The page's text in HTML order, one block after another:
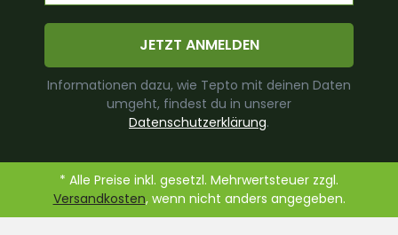
JETZT ANMELDEN
Informationen dazu, wie Tepto mit deinen Daten
umgeht, findest du in unserer
Datenschutzerklärung.
* Alle Preise inkl. gesetzl. Mehrwertsteuer zzgl.
Versandkosten, wenn nicht anders angegeben.